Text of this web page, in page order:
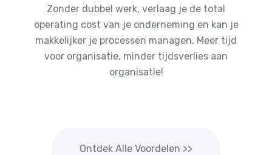
Zonder dubbel werk, verlaag je de total
operating cost van je onderneming en kan je
makkelijker je processen managen. Meer tijd
voor organisatie, minder tijdsverlies aan
organisatie!
Ontdek Alle Voordelen >>